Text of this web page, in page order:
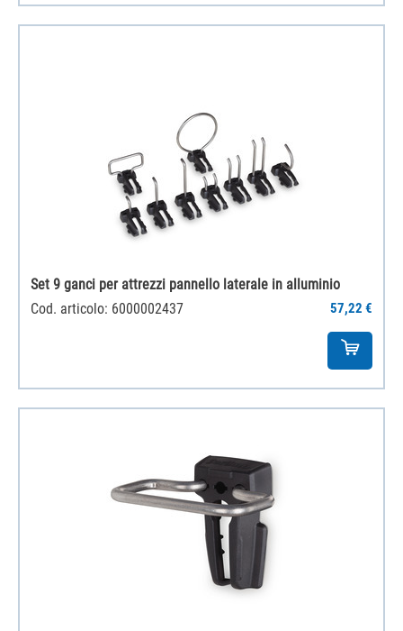
Set 9 ganci per attrezzi pannello laterale in alluminio
Cod. articolo: 6000002437
57,22 €